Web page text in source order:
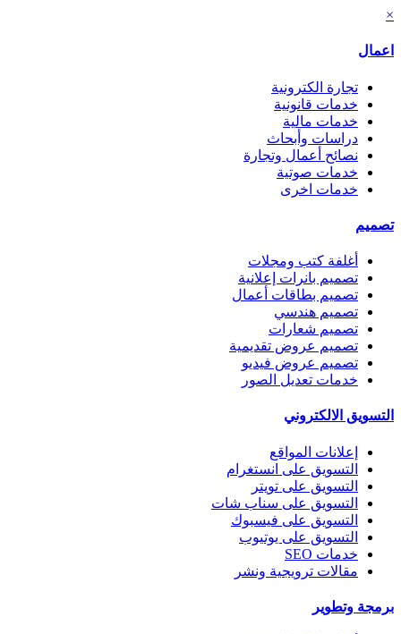
×
اعمال
تجارة الكترونية
خدمات قانونية
خدمات مالية
دراسات وأبحاث
نصائح أعمال وتجارة
خدمات صوتية
خدمات اخرى
تصميم
أغلفة كتب ومجلات
تصميم بانرات إعلانية
تصميم بطاقات أعمال
تصميم هندسي
تصميم شعارات
تصميم عروض تقديمية
تصميم عروض فيديو
خدمات تعديل الصور
التسويق الالكتروني
إعلانات المواقع
التسويق على انستغرام
التسويق على تويتر
التسويق على سناب شات
التسويق على فيسبوك
التسويق على يوتيوب
خدمات SEO
مقالات ترويجية ونشر
برمجة وتطوير